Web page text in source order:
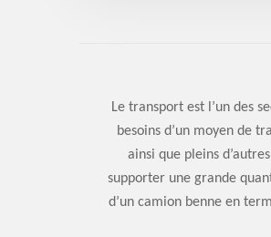
Le transport est l’un des
besoins d’un moyen de
ainsi que pleins
supporter une grande
d’un camion benne en